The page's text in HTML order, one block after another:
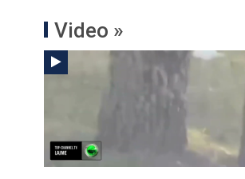
Video »